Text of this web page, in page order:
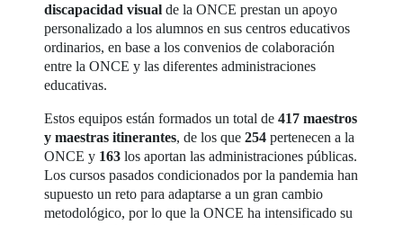
discapacidad visualde la ONCE prestan un apoyo
personalizado a los alumnos en sus centros educativos
ordinarios, en base a los convenios de colaboración
entre la ONCE y las diferentes administraciones
educativas.
Estos equipos están formados un total de417 maestros
y maestras itinerantes, de los que254 pertenecen a la
ONCE y 163 los aportan las administraciones públicas.
Los cursos pasados condicionados por la pandemia han
supuesto un reto para adaptarse a un gran cambio
metodológico, por lo que la ONCE ha intensificado su